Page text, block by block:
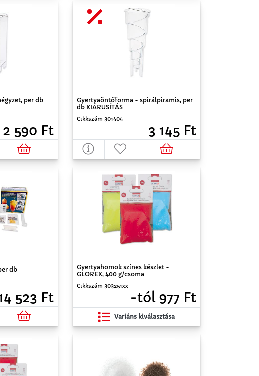
per db
2 590 Ft
Gyertyaöntőforma - spirálpiramis, per
db KIÁRUSÍTÁS
Cikkszám 301404
3 145 Ft
db
523 Ft
Gyertyahomok színes készlet -
GLOREX, 400 g/csoma
Cikkszám 303251xx
-tól 977 Ft
Variáns kiválasztása